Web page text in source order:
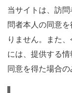
当サイトは、訪
問者本人の同意
りません。また
には、提供する
同意を得た場合の